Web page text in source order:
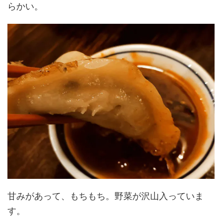
らかい。
甘みがあって、もちもち。野菜が沢山入っていま
す。